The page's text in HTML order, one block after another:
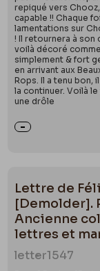
repiqué vers
capable !! Chaque
lamentations sur
! Il retournera à son
voilà décoré
simplement & fort
en arrivant aux
Rops. Il a tenu bon,
la continuer. Voilà
une drôle
Lettre de
[Demolder].
Ancienne
lettres et
letter1547